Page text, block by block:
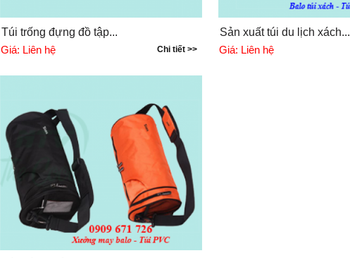
Túi trống đựng đồ tập...
Chi tiết >>
Giá: Liên hệ
Sản xuất túi du lịch xách...
Giá: Liên hệ